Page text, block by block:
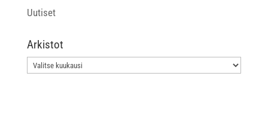
Uutiset
Arkistot
Arkistot